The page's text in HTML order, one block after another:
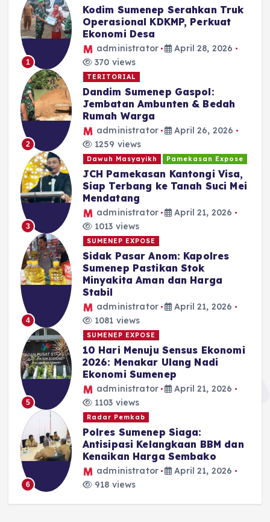
1
Kodim Sumenep Serahkan Truk
Operasional KDKMP, Perkuat
Ekonomi Desa
administrator
April 28, 2026
370 views
2
TERITORIAL
Dandim Sumenep Gaspol:
Jembatan Ambunten & Bedah
Rumah Warga
administrator
April 26, 2026
1259 views
3
Dawuh Masyayikh Pamekasan Expose
JCH Pamekasan Kantongi Visa,
Siap Terbang ke Tanah Suci Mei
Mendatang
administrator
April 21, 2026
1013 views
4
SUMENEP EXPOSE
Sidak Pasar Anom: Kapolres
Sumenep Pastikan Stok
Minyakita Aman dan Harga
Stabil
administrator
April 21, 2026
1081 views
5
SUMENEP EXPOSE
10 Hari Menuju Sensus Ekonomi
2026: Menakar Ulang Nadi
Ekonomi Sumenep
administrator
April 21, 2026
1103 views
6
Radar Pemkab
Polres Sumenep Siaga:
Antisipasi Kelangkaan BBM dan
Kenaikan Harga Sembako
administrator
April 21, 2026
918 views